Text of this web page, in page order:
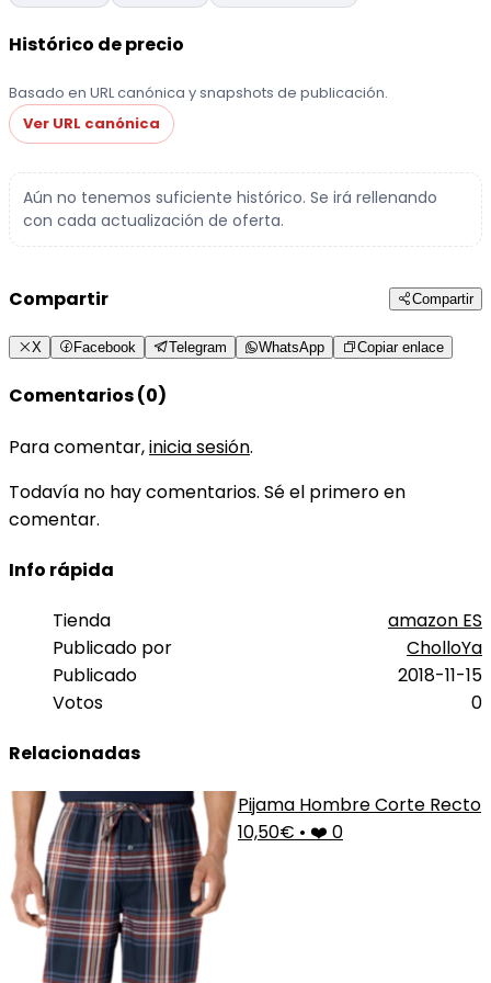
Histórico de precio
Basado en URL canónica y snapshots de publicación.
Ver URL canónica
Aún no tenemos suficiente histórico. Se irá rellenando
con cada actualización de oferta.
Compartir Compartir
X Facebook Telegram WhatsApp Copiar enlace
Comentarios (0)
Para comentar,inicia sesión.
Todavía no hay comentarios. Sé el primero en
comentar.
Info rápida
Tienda
amazon ES
Publicado por
CholloYa
Publicado
2018-11-15
Votos
0
Relacionadas
Pijama Hombre Corte Recto
10,50€ • ❤️ 0